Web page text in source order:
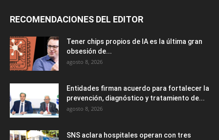
RECOMENDACIONES DEL EDITOR
Tener chips propios de IA es la última gran
obsesión de...
agosto 8, 2026
Entidades firman acuerdo para fortalecer la
prevención, diagnóstico y tratamiento de...
agosto 8, 2026
SNS aclara hospitales operan con tres